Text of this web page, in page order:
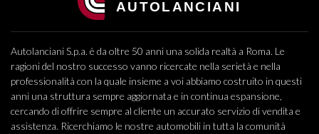
Autolanciani S.p.a. è da oltre 50 anni una solida realtà a Roma. Le
ragioni del nostro successo vanno ricercate nella serietà e nella
professionalità con la quale insieme a voi abbiamo costruito in questi
anni una struttura sempre aggiornata e in continua espansione,
cercando di offrire sempre al cliente un accurato servizio di vendita e
assistenza. Ricerchiamo le nostre automobili in tutta la comunità